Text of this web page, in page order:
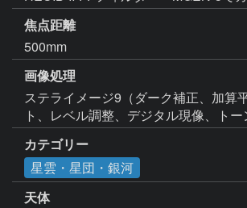
焦点距離
500mm
画像処理
ステライメージ9（ダーク補正、加算
カテゴリー
星雲・星団・銀河
天体